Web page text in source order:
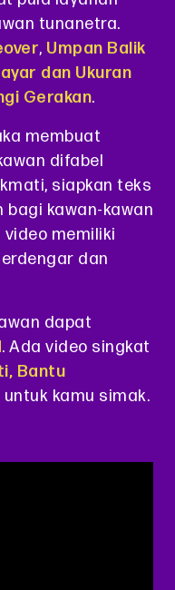
tunanetra.
, Umpan Balik
dan Ukuran
Gerakan.
membuat
difabel
siapkan teks
bagi kawan-kawan
memiliki
dan
dapat
. Ada video singkat
Bantu
kamu simak.